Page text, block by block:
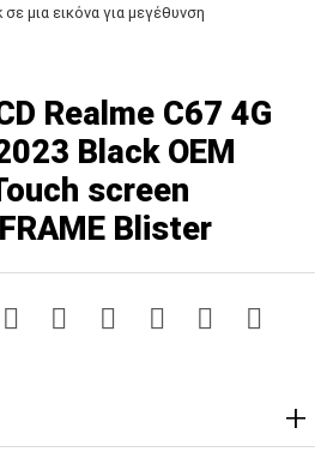
μια εικόνα για μεγέθυνση
Realme C67 4G
Black OEM
screen
Blister